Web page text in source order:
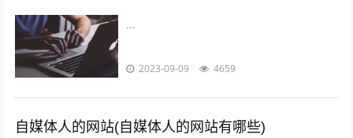
2023-09-09 4659
自媒体人的网站(自媒体人的网站有哪些)